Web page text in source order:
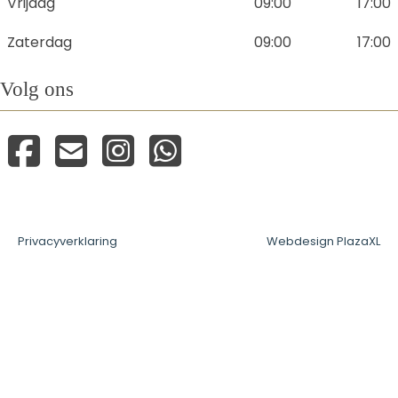
Zaterdag
09:00 17:00
Volg ons
Privacyverklaring Webdesign PlazaXL